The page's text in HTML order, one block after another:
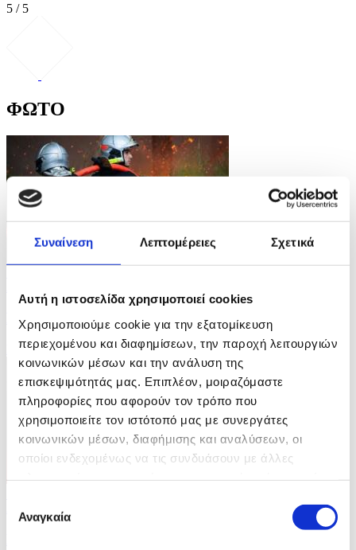
Συναίνεση Λεπτομέρειες Σχετικά
Αυτή η ιστοσελίδα χρησιμοποιεί cookies
Χρησιμοποιούμε cookie για την εξατομίκευση
περιεχομένου και διαφημίσεων, την παροχή λειτουργιών
κοινωνικών μέσων και την ανάλυση της
επισκεψιμότητάς μας. Επιπλέον, μοιραζόμαστε
πληροφορίες που αφορούν τον τρόπο που
χρησιμοποιείτε τον ιστότοπό μας με συνεργάτες
κοινωνικών μέσων, διαφήμισης και αναλύσεων, οι
οποίοι ενδεχομένως να τις συνδυάσουν με άλλες
των υπηρεσιών τους.
συγκατάθεσης
Αναγκαία
5 / 5
ΦΩΤΟ
Μάχη με τις φλόγες σε Γαλλία - Ισπανία
ID: 10662731
27/07/2026 09:24